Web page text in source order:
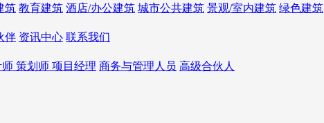
筑 教育建筑 酒店/办公建筑 城市公共建筑 景观/室内建筑 绿色建筑
伴 资讯中心 联系我们
策划师 项目经理 商务与管理人员 高级合伙人